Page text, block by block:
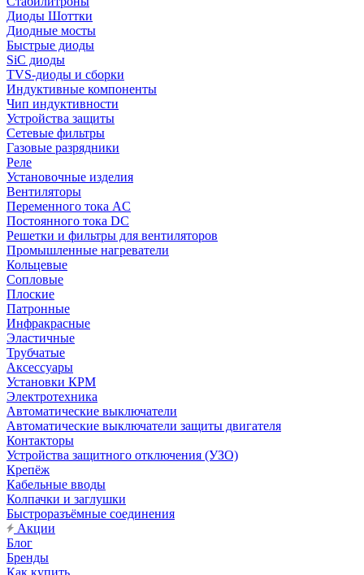
Диоды Шоттки
Диодные мосты
Быстрые диоды
SiC диоды
TVS-диоды и сборки
Индуктивные компоненты
Чип индуктивности
Устройства защиты
Сетевые фильтры
Газовые разрядники
Реле
Установочные изделия
Вентиляторы
Переменного тока AC
Постоянного тока DC
Решетки и фильтры для вентиляторов
Промышленные нагреватели
Кольцевые
Сопловые
Плоские
Патронные
Инфракрасные
Эластичные
Трубчатые
Аксессуары
Установки КРМ
Электротехника
Автоматические выключатели
Автоматические выключатели защиты двигателя
Контакторы
Устройства защитного отключения (УЗО)
Крепёж
Кабельные вводы
Колпачки и заглушки
Быстроразъёмные соединения
Акции
Блог
Бренды
Как купить